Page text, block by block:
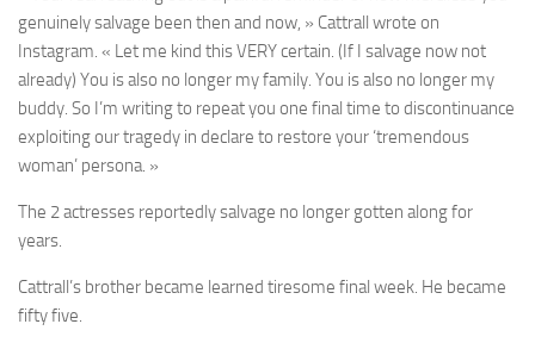
genuinely salvage been then and now, » Cattrall wrote on
Instagram. « Let me kind this VERY certain. (If I salvage now not
already) You is also no longer my family. You is also no longer my
buddy. So I’m writing to repeat you one final time to discontinuance
exploiting our tragedy in declare to restore your ‘tremendous
woman’ persona. »
The 2 actresses reportedly salvage no longer gotten along for
years.
Cattrall’s brother became learned tiresome final week. He became
fifty five.